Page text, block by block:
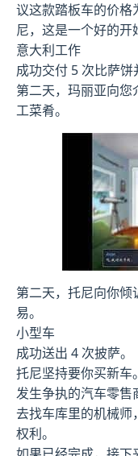
议这款踏板车的价格
尼，这是一个好的开
意大利工作
成功交付 5 次比萨饼
第二天，玛丽亚向
工菜肴。
第二天，托尼向你
易。
小型车
成功送出 4 次披萨。
托尼坚持要你买新车
发生争执的汽车零售
去找车库里的机械师
权利。